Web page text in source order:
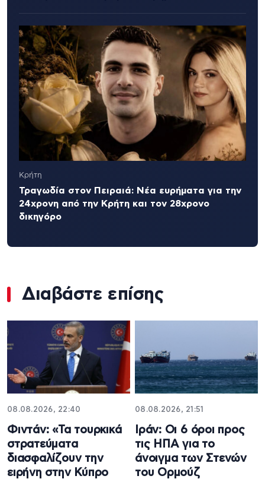
Κρήτη
Τραγωδία στον Πειραιά: Νέα ευρήματα για την
24χρονη από την Κρήτη και τον 28χρονο
δικηγόρο
Διαβάστε επίσης
08.08.2026, 22:40
Φιντάν: «Τα τουρκικά
στρατεύματα
διασφαλίζουν την
ειρήνη στην Κύπρο
08.08.2026, 21:51
Ιράν: Οι 6 όροι προς
τις ΗΠΑ για το
άνοιγμα των Στενών
του Ορμούζ